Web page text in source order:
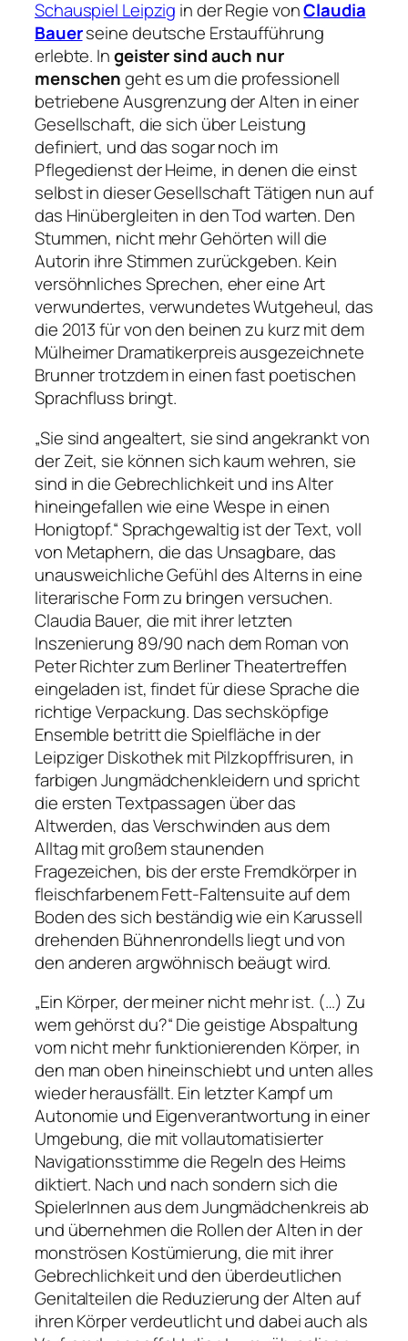
Schauspiel Leipzig in der Regie vonClaudia
Bauerseine deutsche Erstaufführung
erlebte. Ingeister sind auch nur
menschengeht es um die professionell
betriebene Ausgrenzung der Alten in einer
Gesellschaft, die sich über Leistung
definiert, und das sogar noch im
Pflegedienst der Heime, in denen die einst
selbst in dieser Gesellschaft Tätigen nun auf
das Hinübergleiten in den Tod warten. Den
Stummen, nicht mehr Gehörten will die
Autorin ihre Stimmen zurückgeben. Kein
versöhnliches Sprechen, eher eine Art
verwundertes, verwundetes Wutgeheul, das
die 2013 fürvon den beinen zu kurzmit dem
Mülheimer Dramatikerpreis ausgezeichnete
Brunner trotzdem in einen fast poetischen
Sprachfluss bringt.
„Sie sind angealtert, sie sind angekrankt von
der Zeit, sie können sich kaum wehren, sie
sind in die Gebrechlichkeit und ins Alter
hineingefallen wie eine Wespe in einen
Honigtopf.“Sprachgewaltig ist der Text, voll
von Metaphern, die das Unsagbare, das
unausweichliche Gefühl des Alterns in eine
literarische Form zu bringen versuchen.
Claudia Bauer, die mit ihrer letzten
Inszenierung 89/90 nach dem Roman von
Peter Richter zum Berliner Theatertreffen
eingeladen ist, findet für diese Sprache die
richtige Verpackung. Das sechsköpfige
Ensemble betritt die Spielfläche in der
Leipziger Diskothek mit Pilzkopffrisuren, in
farbigen Jungmädchenkleidern und spricht
die ersten Textpassagen über das
Altwerden, das Verschwinden aus dem
Alltag mit großem staunenden
Fragezeichen, bis der erste Fremdkörper in
fleischfarbenem Fett-Faltensuite auf dem
Boden des sich beständig wie ein Karussell
drehenden Bühnenrondells liegt und von
den anderen argwöhnisch beäugt wird.
„Ein Körper, der meiner nicht mehr ist. (…) Zu
wem gehörst du?“Die geistige Abspaltung
vom nicht mehr funktionierenden Körper, in
den man oben hineinschiebt und unten alles
wieder herausfällt. Ein letzter Kampf um
Autonomie und Eigenverantwortung in einer
Umgebung, die mit vollautomatisierter
Navigationsstimme die Regeln des Heims
diktiert. Nach und nach sondern sich die
SpielerInnen aus dem Jungmädchenkreis ab
und übernehmen die Rollen der Alten in der
monströsen Kostümierung, die mit ihrer
Gebrechlichkeit und den überdeutlichen
Genitalteilen die Reduzierung der Alten auf
ihren Körper verdeutlicht und dabei auch als